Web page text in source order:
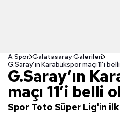
A Spor Galatasaray Galerileri
G.Saray’ın Karabükspor maçı 11’i
G.Saray’ın
maçı 11’i belli
Spor Toto Süper Lig'in ilk